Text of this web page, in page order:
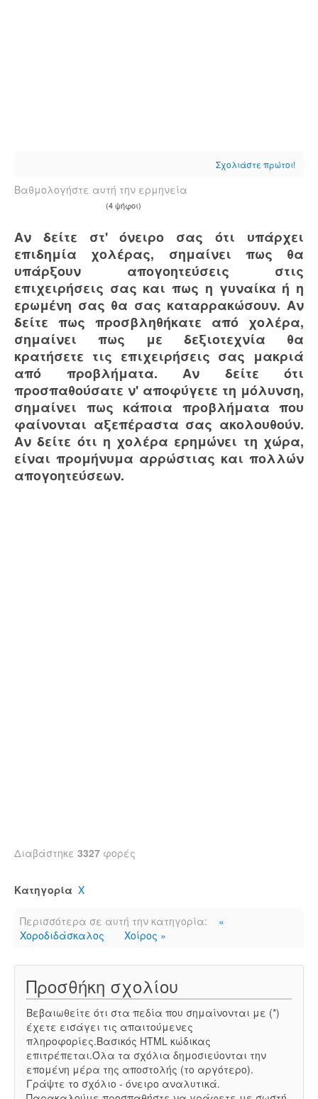
Σχολιάστε πρώτοι!
Βαθμολογήστε αυτή την ερμηνεία
(4 ψήφοι)
Αν δείτε στ' όνειρο σας ότι υπάρχει
επιδημία χολέρας, σημαίνει πως θα
υπάρξουν απογοητεύσεις στις
επιχειρήσεις σας και πως η γυναίκα ή η
ερωμένη σας θα σας καταρρακώσουν. Αν
δείτε πως προσβληθήκατε από χολέρα,
σημαίνει πως με δεξιοτεχνία θα
κρατήσετε τις επιχειρήσεις σας μακριά
από προβλήματα. Αν δείτε ότι
προσπαθούσατε ν' αποφύγετε τη μόλυνση,
σημαίνει πως κάποια προβλήματα που
φαίνονται αξεπέραστα σας ακολουθούν.
Αν δείτε ότι η χολέρα ερημώνει τη χώρα,
είναι προμήνυμα αρρώστιας και πολλών
απογοητεύσεων.
Διαβάστηκε 3327 φορές
Κατηγορία Χ
Περισσότερα σε αυτή την κατηγορία:
«
Χοροδιδάσκαλος
Χοίρος »
Προσθήκη σχολίου
Βεβαιωθείτε ότι στα πεδία που σημαίνονται με (*)
έχετε εισάγει τις απαιτούμενες
πληροφορίες.Βασικός HTML κώδικας
επιτρέπεται.Όλα τα σχόλια δημοσιεύονται την
επομένη μέρα της αποστολής (το αργότερο).
Γράψτε το σχόλιο - όνειρο αναλυτικά.